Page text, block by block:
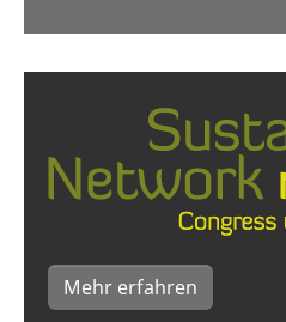
Mehr erfahren